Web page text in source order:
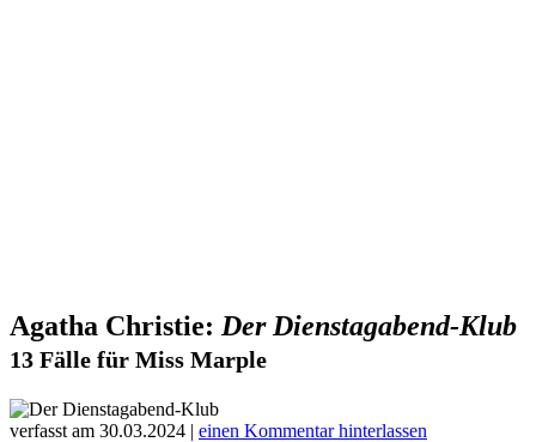
Agatha Christie: Der Dienstagabend-Klub
13 Fälle für Miss Marple
verfasst am 30.03.2024 | einen Kommentar hinterlassen